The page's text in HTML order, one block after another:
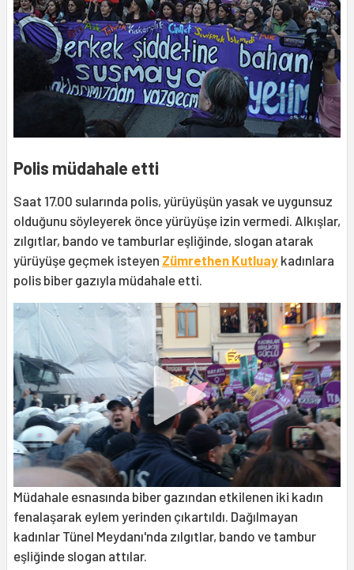
Polis müdahale etti
Saat 17.00 sularında polis, yürüyüşün yasak ve uygunsuz
olduğunu söyleyerek önce yürüyüşe izin vermedi. Alkışlar,
zılgıtlar, bando ve tamburlar eşliğinde, slogan atarak
yürüyüşe geçmek isteyen Zümrethen Kutluay kadınlara
polis biber gazıyla müdahale etti.
Müdahale esnasında biber gazından etkilenen iki kadın
fenalaşarak eylem yerinden çıkartıldı. Dağılmayan
kadınlar Tünel Meydanı'nda zılgıtlar, bando ve tambur
eşliğinde slogan attılar.